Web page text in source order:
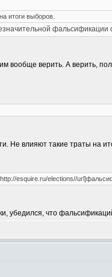
итоги выборов.
вообще верить. А верить,
Не влияют такие траты на
esquire.ru/elections//
убедился, что